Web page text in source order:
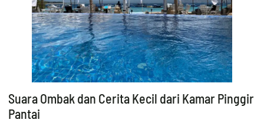
Suara Ombak dan Cerita Kecil dari Kamar Pinggir
Pantai